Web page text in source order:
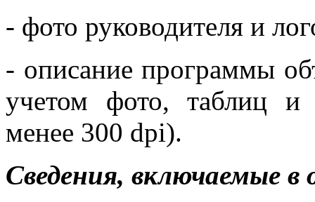
- фото руководителя и
- описание программы
учетом фото, таблиц и
менее 300 dpi).
Сведения, включаемые